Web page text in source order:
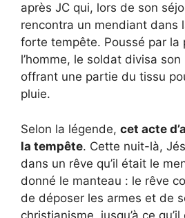
après JC qui, lors de son
rencontra un mendiant dans
forte tempête. Poussé par la
l’homme, le soldat divisa
offrant une partie du tissu
pluie.
Selon la légende, cet acte
la tempête. Cette nuit-là,
dans un rêve qu’il était le
donné le manteau : le rêve
de déposer les armes et de
christianisme, jusqu’à ce